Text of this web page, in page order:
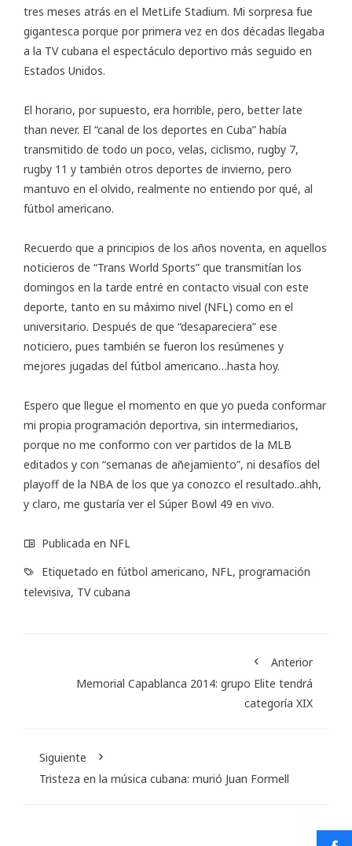
tres meses atrás en el MetLife Stadium. Mi sorpresa fue
gigantesca porque por primera vez en dos décadas llegaba
a la TV cubana el espectáculo deportivo más seguido en
Estados Unidos.
El horario, por supuesto, era horrible, pero, better late
than never. El “canal de los deportes en Cuba” había
transmitido de todo un poco, velas, ciclismo, rugby 7,
rugby 11 y también otros deportes de invierno, pero
mantuvo en el olvido, realmente no entiendo por qué, al
fútbol americano.
Recuerdo que a principios de los años noventa, en aquellos
noticieros de “Trans World Sports” que transmitían los
domingos en la tarde entré en contacto visual con este
deporte, tanto en su máximo nivel (NFL) como en el
universitario. Después de que “desapareciera” ese
noticiero, pues también se fueron los resúmenes y
mejores jugadas del fútbol americano…hasta hoy.
Espero que llegue el momento en que yo pueda conformar
mi propia programación deportiva, sin intermediarios,
porque no me conformo con ver partidos de la MLB
editados y con “semanas de añejamiento”, ni desafíos del
playoff de la NBA de los que ya conozco el resultado..ahh,
y claro, me gustaría ver el Súper Bowl 49 en vivo.
Publicada en NFL
Etiquetado en fútbol americano, NFL, programación
televisiva, TV cubana
Anterior
Memorial Capablanca 2014: grupo Elite tendrá
categoría XIX
Siguiente
Tristeza en la música cubana: murió Juan Formell